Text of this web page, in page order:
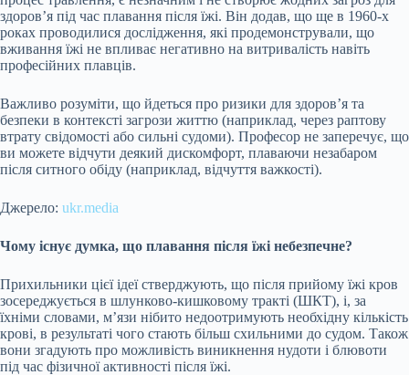
здоров’я під час плавання після їжі. Він додав, що ще в 1960-х
роках проводилися дослідження, які продемонстрували, що
вживання їжі не впливає негативно на витривалість навіть
професійних плавців.
Важливо розуміти, що йдеться про ризики для здоров’я та
безпеки в контексті загрози життю (наприклад, через раптову
втрату свідомості або сильні судоми). Професор не заперечує, що
ви можете відчути деякий дискомфорт, плаваючи незабаром
після ситного обіду (наприклад, відчуття важкості).
Джерело: ukr.media
Чому існує думка, що плавання після їжі небезпечне?
Прихильники цієї ідеї стверджують, що після прийому їжі кров
зосереджується в шлунково-кишковому тракті (ШКТ), і, за
їхніми словами, м’язи нібито недоотримують необхідну кількість
крові, в результаті чого стають більш схильними до судом. Також
вони згадують про можливість виникнення нудоти і блювоти
під час фізичної активності після їжі.